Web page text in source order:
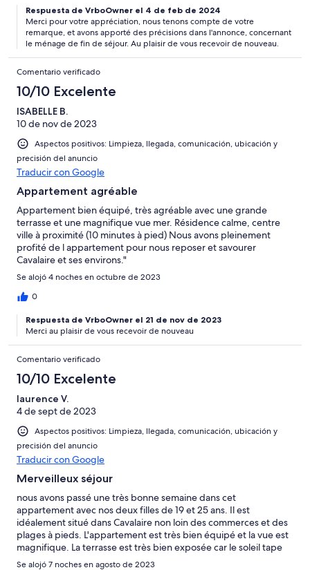
Respuesta de VrboOwner el 4 de feb de 2024
Merci pour votre appréciation, nous tenons compte de votre
remarque, et avons apporté des précisions dans l'annonce, concernant
le ménage de fin de séjour. Au plaisir de vous recevoir de nouveau.
Comentario verificado
10/10 Excelente
ISABELLE B.
10 de nov de 2023
Aspectos positivos: Limpieza, llegada, comunicación, ubicación y
precisión del anuncio
Traducir con Google
Appartement agréable
Appartement bien équipé, très agréable avec une grande
terrasse et une magnifique vue mer. Résidence calme, centre
ville à proximité (10 minutes à pied) Nous avons pleinement
profité de l appartement pour nous reposer et savourer
Cavalaire et ses environs."
Se alojó 4 noches en octubre de 2023
0
Respuesta de VrboOwner el 21 de nov de 2023
Merci au plaisir de vous recevoir de nouveau
Comentario verificado
10/10 Excelente
laurence V.
4 de sept de 2023
Aspectos positivos: Limpieza, llegada, comunicación, ubicación y
precisión del anuncio
Traducir con Google
Merveilleux séjour
nous avons passé une très bonne semaine dans cet
appartement avec nos deux filles de 19 et 25 ans. Il est
idéalement situé dans Cavalaire non loin des commerces et des
plages à pieds. L'appartement est très bien équipé et la vue est
magnifique. La terrasse est très bien exposée car le soleil tape
tôt le matin de ce côté ce qui permet d'en profiter tout le reste
Se alojó 7 noches en agosto de 2023